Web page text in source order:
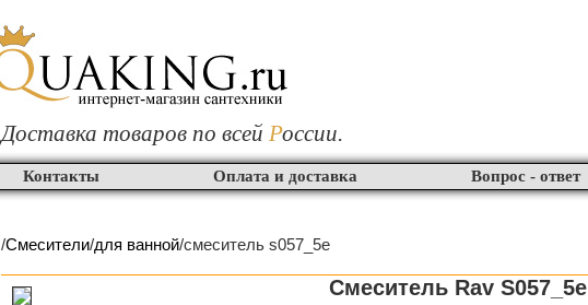
Доставка товаров по всей России.
Контакты Оплата и доставка Вопрос - ответ
/Смесители/для ванной/смеситель s057_5e
Смеситель Rav S057_5e